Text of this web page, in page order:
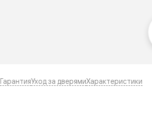
ГарантияУход за дверямиХарактеристики